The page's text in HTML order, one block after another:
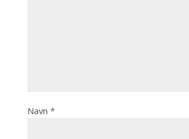
Navn *